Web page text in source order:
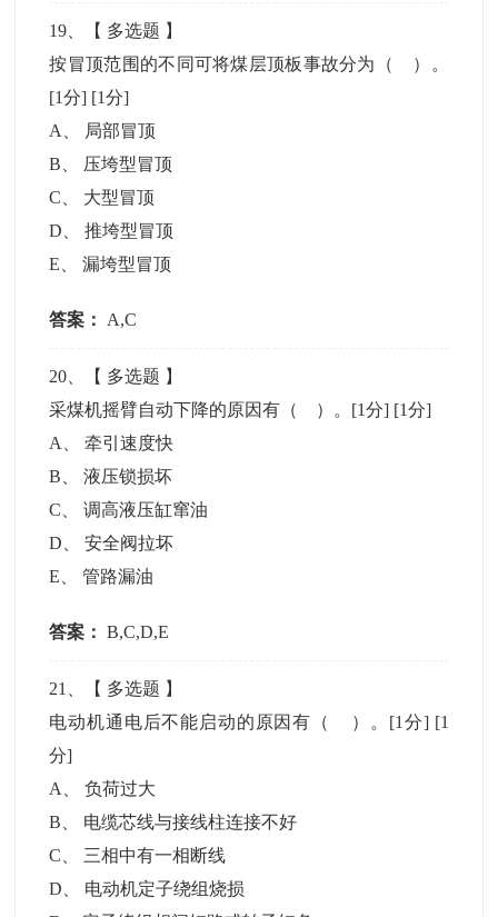
19 、【 多选题 】
按冒顶范围的不同可将煤层顶板事故分为（ ）。
[1分] [1分]
A
局部冒顶
B
压垮型冒顶
C
大型冒顶
D 、推垮型冒顶
E 、漏垮型冒顶
答案： A,C
20 、【 多选题 】
采煤机摇臂自动下降的原因有（ ）。[1分] [1分]
A
、牵引速度快
B 、液压锁损坏
C 、调高液压缸窜油
D 、安全阀拉坏
E 、管路漏油
答案： B,C,D,E
21 、【 多选题 】
电动机通电后不能启动的原因有（ ）。[1分] [1
分]
A
、负荷过大
B
电缆芯线与接线柱连接不好
C
三相中有一相断线
D
电动机定子绕组烧损